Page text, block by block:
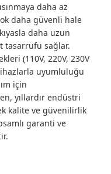
daha az
daha güvenli hale
daha uzun
tasarrufu sağlar.
(110V, 220V, 230V
uyumluluğu
için
yıllardır endüstri
kalite ve güvenilirlik
garanti ve